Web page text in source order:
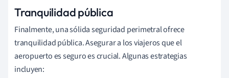
Tranquilidad pública
Finalmente, una sólida seguridad perimetral ofrece
tranquilidad pública. Asegurar a los viajeros que el
aeropuerto es seguro es crucial. Algunas estrategias
incluyen: